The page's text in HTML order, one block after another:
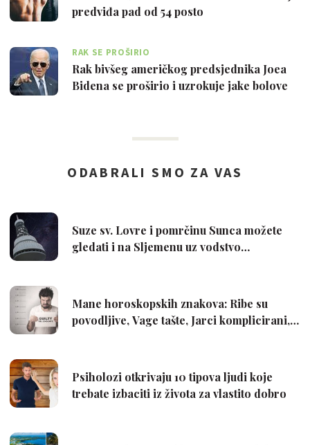
predviđa pad od 54 posto
RAK SE PROŠIRIO
Rak bivšeg američkog predsjednika Joea
Bidena se proširio i uzrokuje jake bolove